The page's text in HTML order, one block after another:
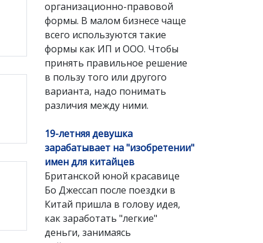
организационно-правовой
формы. В малом бизнесе чаще
всего используются такие
формы как ИП и ООО. Чтобы
принять правильное решение
в пользу того или другого
варианта, надо понимать
различия между ними.
19-летняя девушка
зарабатывает на "изобретении"
имен для китайцев
Британской юной красавице
Бо Джессап после поездки в
Китай пришла в голову идея,
как заработать "легкие"
деньги, занимаясь